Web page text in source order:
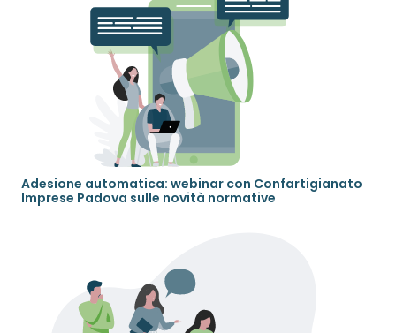
Adesione automatica: webinar con Confartigianato
Imprese Padova sulle novità normative